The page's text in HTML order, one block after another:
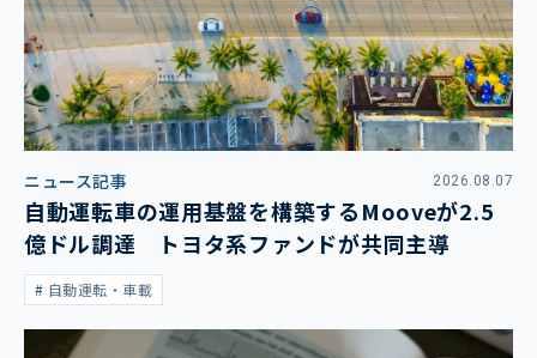
ニュース記事 2026.08.07
自動運転車の運用基盤を構築するMooveが2.5
億ドル調達 トヨタ系ファンドが共同主導
自動運転・車載